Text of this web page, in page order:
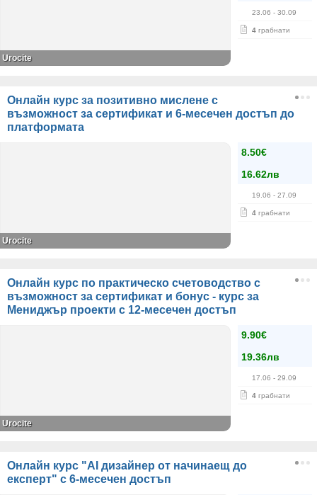
23.06 - 30.09
4 грабнати
Urocite
Онлайн курс за позитивно мислене с
възможност за сертификат и 6-месечен достъп до
платформата
8.50€
16.62лв
19.06 - 27.09
4 грабнати
Urocite
Онлайн курс по практическо счетоводство с
възможност за сертификат и бонус - курс за
Мениджър проекти с 12-месечен достъп
9.90€
19.36лв
17.06 - 29.09
4 грабнати
Urocite
Онлайн курс "AI дизайнер от начинаещ до
експерт" с 6-месечен достъп